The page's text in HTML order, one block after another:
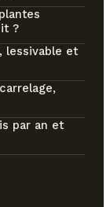
?
lessivable et
par an et